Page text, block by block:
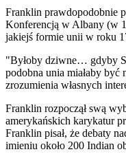
Franklin prawdopodobnie
Konferencją w Albany (w
jakiejś formie unii w roku
"Byłoby dziwne… gdyby
podobna unia miałaby
zrozumienia własnych
Franklin rozpoczął swą
amerykańskich karykatur
Franklin pisał, że debaty
imieniu około 200 Indian